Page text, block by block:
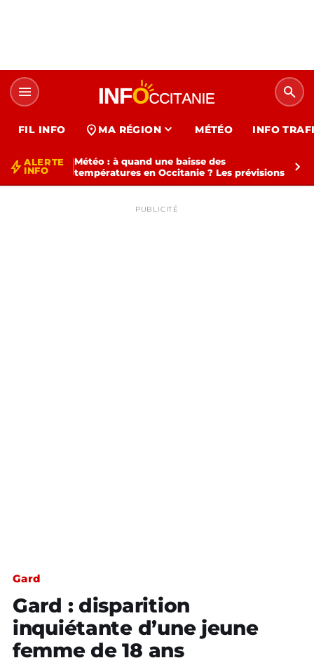
menu search
FIL INFO location_on MA RÉGION expand_more MÉTÉO INFO
bolt ALERTE
INFO
Météo : à quand une baisse des
températures en Occitanie ? Les prévisions
chevron_right
PUBLICITÉ
Gard
Gard : disparition
inquiétante d’une jeune
femme de 18 ans